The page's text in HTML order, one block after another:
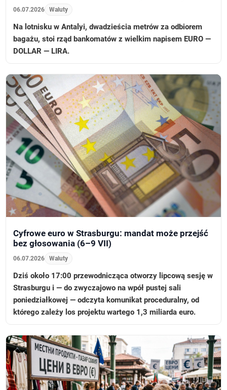
06.07.2026 Waluty
Na lotnisku w Antalyi, dwadzieścia metrów za odbiorem
bagażu, stoi rząd bankomatów z wielkim napisem EURO —
DOLLAR — LIRA.
Cyfrowe euro w Strasburgu: mandat może przejść
bez głosowania (6–9 VII)
06.07.2026 Waluty
Dziś około 17:00 przewodnicząca otworzy lipcową sesję w
Strasburgu i — do zwyczajowo na wpół pustej sali
poniedziałkowej — odczyta komunikat proceduralny, od
którego zależy los projektu wartego 1,3 miliarda euro.